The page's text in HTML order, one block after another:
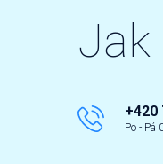
Jak
+420
Po - Pá